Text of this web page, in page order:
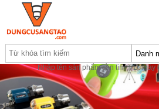
Nhập tên sản phẩm cần tìm, VD: máy